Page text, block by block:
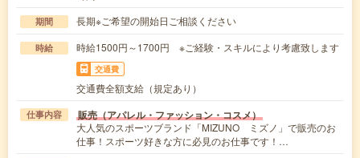
期間 長期※ご希望の開始日ご相談ください
時給 時給1500円～1700円 ※ご経験・スキルにより考慮致します
交通費
交通費全額支給（規定あり）
仕事内容 販売（アパレル・ファッション・コスメ）
大人気のスポーツブランド「MIZUNO ミズノ」で販売のお
仕事！スポーツ好きな方に必見のお仕事です！…